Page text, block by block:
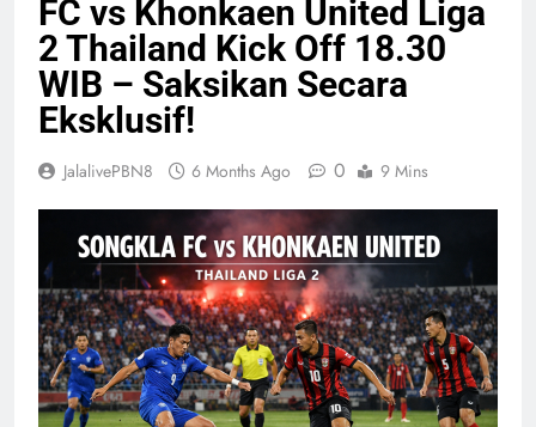
FC vs Khonkaen United Liga
2 Thailand Kick Off 18.30
WIB – Saksikan Secara
Eksklusif!
JalalivePBN8 6 Months Ago 0 9 Mins